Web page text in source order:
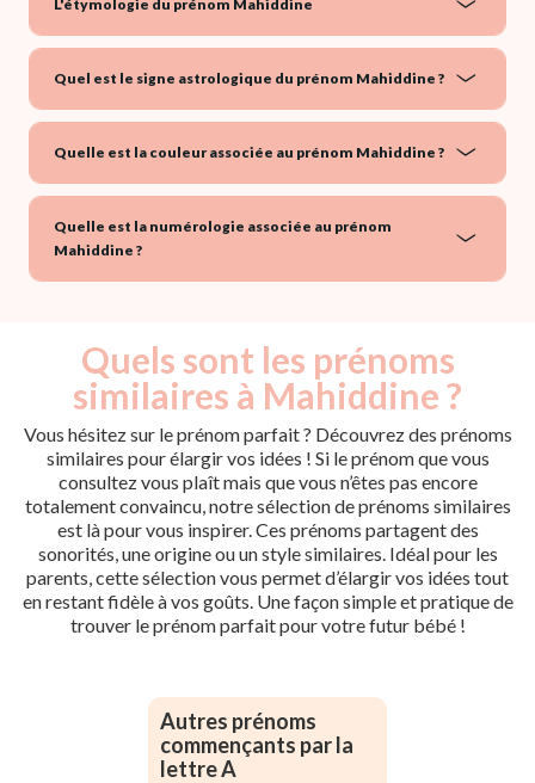
L'étymologie du prénom Mahiddine
Quel est le signe astrologique du prénom Mahiddine ?
Quelle est la couleur associée au prénom Mahiddine ?
Quelle est la numérologie associée au prénom
Mahiddine ?
Quels sont les prénoms
similaires à Mahiddine ?
Vous hésitez sur le prénom parfait ? Découvrez des prénoms
similaires pour élargir vos idées ! Si le prénom que vous
consultez vous plaît mais que vous n’êtes pas encore
totalement convaincu, notre sélection de prénoms similaires
est là pour vous inspirer. Ces prénoms partagent des
sonorités, une origine ou un style similaires. Idéal pour les
parents, cette sélection vous permet d’élargir vos idées tout
en restant fidèle à vos goûts. Une façon simple et pratique de
trouver le prénom parfait pour votre futur bébé !
Autres prénoms
commençants par la
lettre A